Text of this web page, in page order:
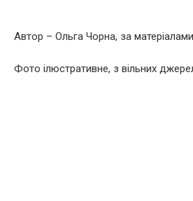
Автор – Ольга Чорна, за
Фото ілюстративне, з вільних